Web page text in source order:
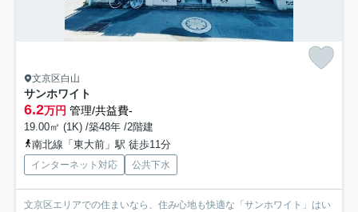
文京区白山
サンホワイト
6.2万円 管理/共益費-
19.00㎡ (1K) /築48年 /2階建
南北線「東大前」駅 徒歩11分
インターネット対応 公共下水
文京区エリアでの住まいなら、住み心地も快適な「サンホワイト」はい